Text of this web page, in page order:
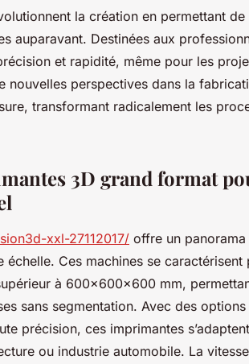
la création en permettant
auparavant. Destinées aux
et rapidité, même pour les
nouvelles perspectives dans la
transformant radicalement les
3D grand format
xxl-27112017/ offre un
Ces machines se caractérisent
à 600x600x600 mm,
sans segmentation. Avec des
précision, ces imprimantes
ou industrie automobile. La